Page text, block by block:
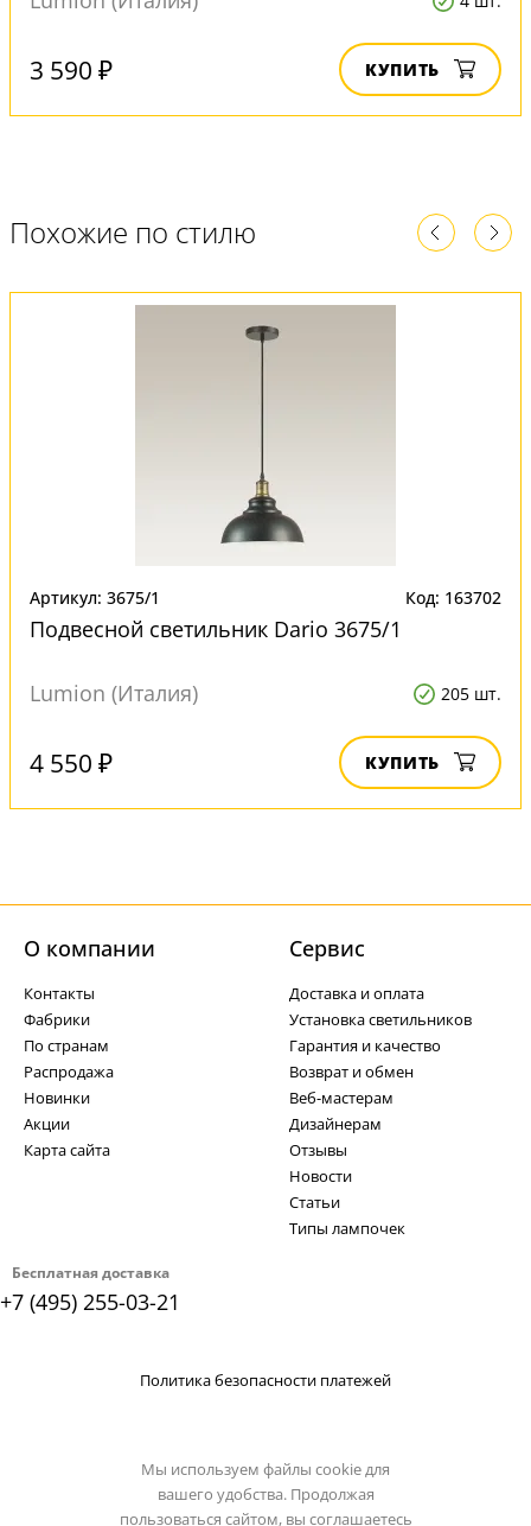
3 590 ₽ КУПИТЬ
Похожие по стилю
Артикул: 3675/1 Код: 163702
Подвесной светильник Dario 3675/1
Lumion (Италия) 205 шт.
4 550 ₽ КУПИТЬ
Бесплатная доставка
+7 (495) 255-03-21
О компании
Контакты
Фабрики
По странам
Распродажа
Новинки
Акции
Карта сайта
Cервис
Доставка и оплата
Установка светильников
Гарантия и качество
Возврат и обмен
Веб-мастерам
Дизайнерам
Отзывы
Новости
Статьи
Типы лампочек
Политика безопасности платежей
Мы используем файлы cookie для
вашего удобства. Продолжая
пользоваться сайтом, вы соглашаетесь